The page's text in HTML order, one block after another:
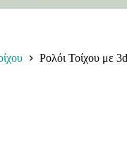
Ρολόι Τοίχου με